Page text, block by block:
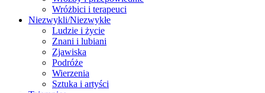
Wróżbici i terapeuci
Niezwykli/Niezwykłe
Ludzie i życie
Znani i lubiani
Zjawiska
Podróże
Wierzenia
Sztuka i artyści